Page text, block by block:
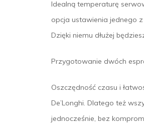
Idealną temperaturę
opcja ustawienia jednego
Dzięki niemu dłużej
Przygotowanie dwóch
Oszczędność czasu i
De’Longhi. Dlatego też
jednocześnie, bez